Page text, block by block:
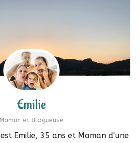
Emilie
Maman et Blogueuse
Emilie, 35 ans et Maman d'une